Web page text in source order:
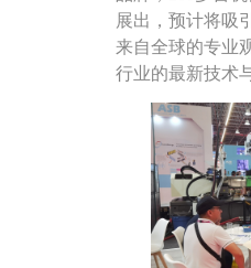
展出 ，预计将吸
来自全球的专业
行业的最新技术